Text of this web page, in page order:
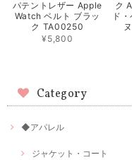
パテントレザー Apple
Watch ベルト ブラッ
ク TA00250
¥5,800
ク
ド
Category
◆アパレル
ジャケット・コート